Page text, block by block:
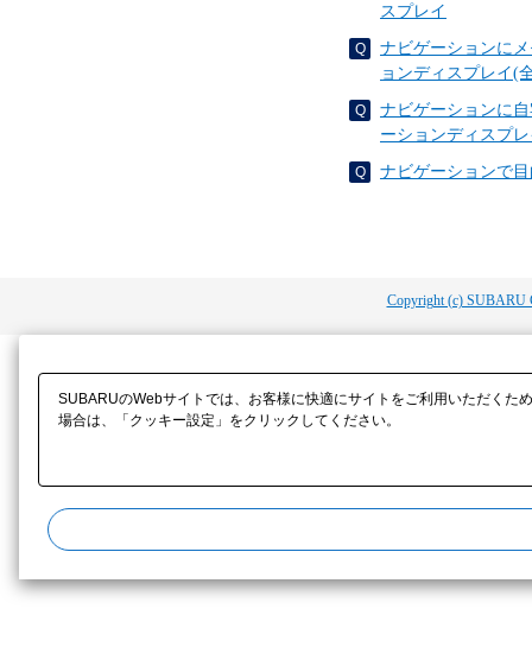
スプレイ
ナビゲーションに
ョンディスプレイ(
ナビゲーションに
ーションディスプ
ナビゲーションで
Copyright (c) SUBARU
SUBARUのWebサイトでは、お客様に快適にサイトをご利用いただく
場合は、「クッキー設定」をクリックしてください。​